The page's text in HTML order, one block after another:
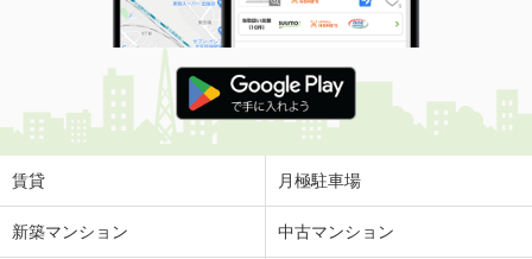
賃貸 月極駐車場
新築マンション 中古マンション